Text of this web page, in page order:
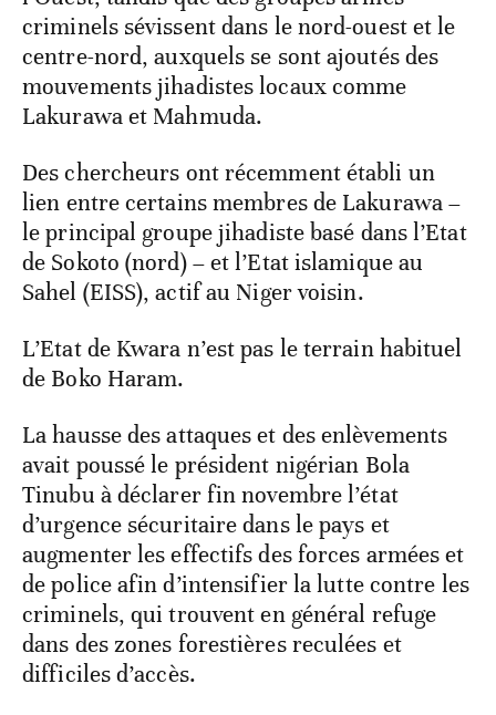
criminels sévissent dans le nord-ouest et le
centre-nord, auxquels se sont ajoutés des
mouvements jihadistes locaux comme
Lakurawa et Mahmuda.
Des chercheurs ont récemment établi un
lien entre certains membres de Lakurawa –
le principal groupe jihadiste basé dans l’Etat
de Sokoto (nord) – et l’Etat islamique au
Sahel (EISS), actif au Niger voisin.
L’Etat de Kwara n’est pas le terrain habituel
de Boko Haram.
La hausse des attaques et des enlèvements
avait poussé le président nigérian Bola
Tinubu à déclarer fin novembre l’état
d’urgence sécuritaire dans le pays et
augmenter les effectifs des forces armées et
de police afin d’intensifier la lutte contre les
criminels, qui trouvent en général refuge
dans des zones forestières reculées et
difficiles d’accès.